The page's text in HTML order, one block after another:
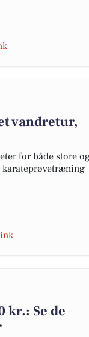
vandretur,
for både store
karateprøvetræning
kr.: Se de